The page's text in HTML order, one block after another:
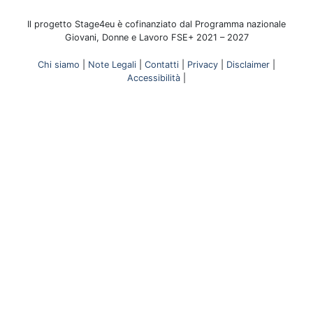
Il progetto Stage4eu è cofinanziato dal Programma nazionale
Giovani, Donne e Lavoro FSE+ 2021 – 2027
Chi siamo Note Legali Contatti Privacy Disclaimer
Accessibilità